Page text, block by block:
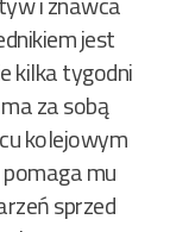
jest
kilka tygodni
za sobą
kolejowym
mu
sprzed